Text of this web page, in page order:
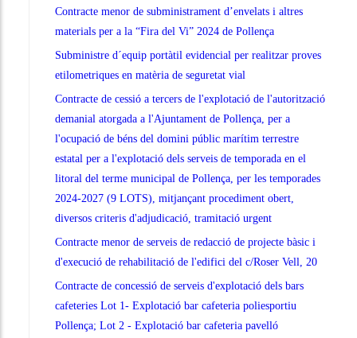
Contracte menor de subministrament d’envelats i altres
materials per a la “Fira del Vi” 2024 de Pollença
Subministre d´equip portàtil evidencial per realitzar proves
etilometriques en matèria de seguretat vial
Contracte de cessió a tercers de l'explotació de l'autorització
demanial atorgada a l'Ajuntament de Pollença, per a
l'ocupació de béns del domini públic marítim terrestre
estatal per a l'explotació dels serveis de temporada en el
litoral del terme municipal de Pollença, per les temporades
2024-2027 (9 LOTS), mitjançant procediment obert,
diversos criteris d'adjudicació, tramitació urgent
Contracte menor de serveis de redacció de projecte bàsic i
d'execució de rehabilitació de l'edifici del c/Roser Vell, 20
Contracte de concessió de serveis d'explotació dels bars
cafeteries Lot 1- Explotació bar cafeteria poliesportiu
Pollença; Lot 2 - Explotació bar cafeteria pavelló